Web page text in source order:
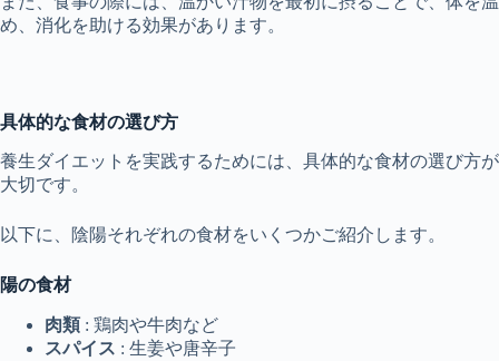
め、消化を助ける効果があります。
具体的な食材の選び方
養生ダイエットを実践するためには、具体的な食材の選び方が
大切です。
以下に、陰陽それぞれの食材をいくつかご紹介します。
陽の食材
肉類 : 鶏肉や牛肉など
スパイス : 生姜や唐辛子